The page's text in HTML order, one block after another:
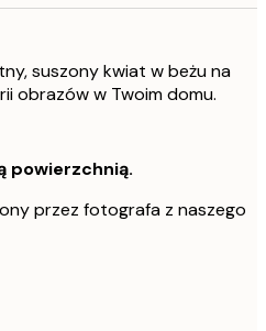
suszony kwiat w beżu na
obrazów w Twoim domu.
powierzchnią.
przez fotografa z naszego